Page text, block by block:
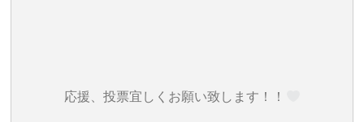
応援、投票宜しくお願い致します！！‎